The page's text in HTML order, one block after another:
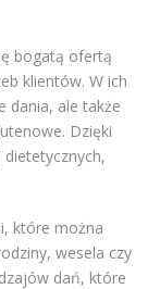
bogatą ofertą
klientów. W ich
dania, ale także
Dzięki
które można
wesela czy
dań, które